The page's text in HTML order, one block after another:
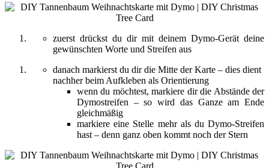
zuerst drückst du dir mit deinem Dymo-Gerät deine
gewünschten Worte und Streifen aus
danach markierst du dir die Mitte der Karte – dies dient
nachher beim Aufkleben als Orientierung
wenn du möchtest, markiere dir die Abstände der
Dymostreifen – so wird das Ganze am Ende
gleichmäßig
markiere eine Stelle mehr als du Dymo-Streifen
hast – denn ganz oben kommt noch der Stern